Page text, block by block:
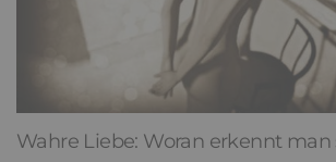
Wahre Liebe: Woran erkennt man